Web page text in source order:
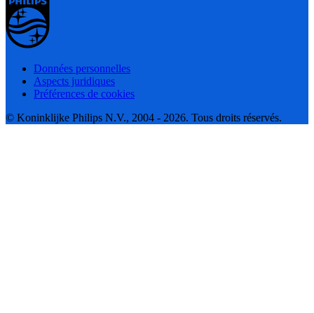
Données personnelles
Aspects juridiques
Préférences de cookies
© Koninklijke Philips N.V., 2004 - 2026. Tous droits réservés.